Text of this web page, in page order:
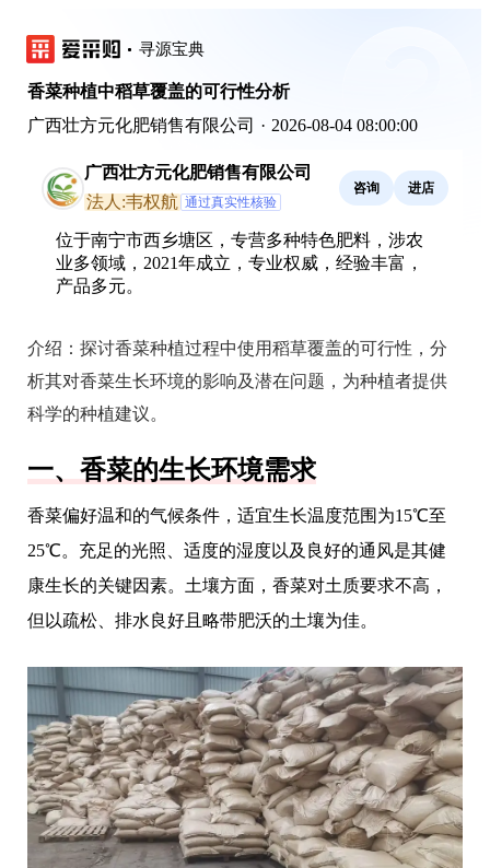
寻源宝典
香菜种植中稻草覆盖的可行性分析
广西壮方元化肥销售有限公司 · 2026-08-04 08:00:00
广西壮方元化肥销售有限公司
法人:韦权航 通过真实性核验
咨询 进店
位于南宁市西乡塘区，专营多种特色肥料，涉农
业多领域，2021年成立，专业权威，经验丰富，
产品多元。
介绍： 探讨香菜种植过程中使用稻草覆盖的可行性，分
析其对香菜生长环境的影响及潜在问题，为种植者提供
科学的种植建议。
一、香菜的生长环境需求
香菜偏好温和的气候条件，适宜生长温度范围为15℃至
25℃。充足的光照、适度的湿度以及良好的通风是其健
康生长的关键因素。土壤方面，香菜对土质要求不高，
但以疏松、排水良好且略带肥沃的土壤为佳。